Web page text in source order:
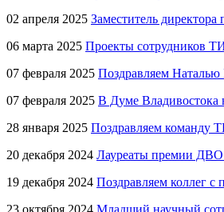
02 апреля 2025 Заместитель
06 марта 2025 Проекты сотрудников
07 февраля 2025 Поздравляем
07 февраля 2025 В Думе
28 января 2025 Поздравляем команду
20 декабря 2024 Лауреаты премии
19 декабря 2024 Поздравляем коллег